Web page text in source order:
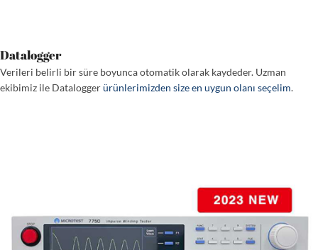
Datalogger
Verileri belirli bir süre boyunca otomatik olarak kaydeder. Uzman
ekibimiz ile Dataloggerürünlerimizden size en uygun olanı seçelim.